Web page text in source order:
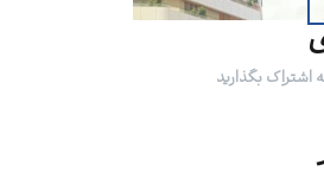
اشتراک بگذارید